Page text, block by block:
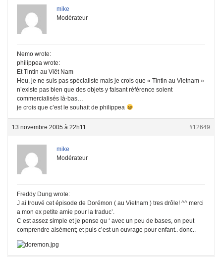
mike
Modérateur
Nemo wrote:
philippea wrote:
Et Tintin au Viêt Nam
Heu, je ne suis pas spécialiste mais je crois que « Tintin au Vietnam »
n’existe pas bien que des objets y faisant référence soient
commercialisés là-bas…
je crois que c’est le souhait de philippea
13 novembre 2005 à 22h11 #12649
mike
Modérateur
Freddy Dung wrote:
J ai trouvé cet épisode de Dorémon ( au Vietnam ) tres drôle! ^^ merci
a mon ex petite amie pour la traduc’.
C est assez simple et je pense qu ‘ avec un peu de bases, on peut
comprendre aisément; et puis c’est un ouvrage pour enfant.. donc..